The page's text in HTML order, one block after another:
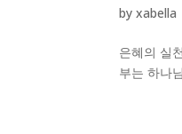
byxabella
은혜의 실
부는 하나